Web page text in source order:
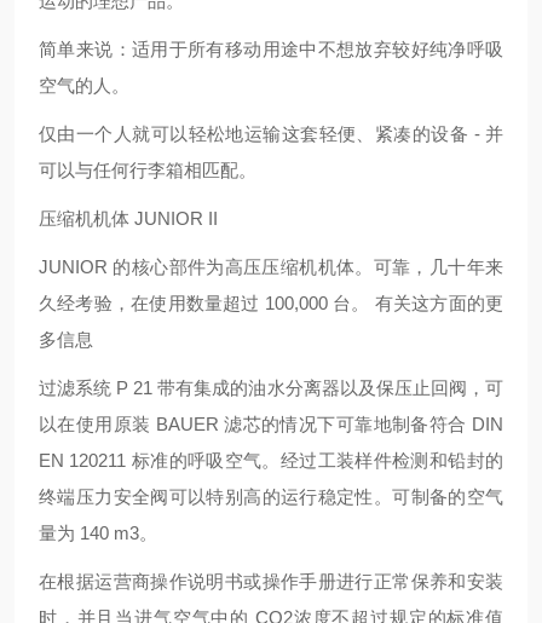
简单来说：适用于所有移动用途中不想放弃较好纯净呼吸
空气的人。
仅由一个人就可以轻松地运输这套轻便、紧凑的设备 - 并
可以与任何行李箱相匹配。
压缩机机体 JUNIOR II
JUNIOR 的核心部件为高压压缩机机体。可靠，几十年来
久经考验，在使用数量超过 100,000 台。 有关这方面的更
多信息
过滤系统 P 21 带有集成的油水分离器以及保压止回阀，可
以在使用原装 BAUER 滤芯的情况下可靠地制备符合 DIN
EN 120211 标准的呼吸空气。经过工装样件检测和铅封的
终端压力安全阀可以特别高的运行稳定性。可制备的空气
量为 140 m3。
在根据运营商操作说明书或操作手册进行正常保养和安装
时，并且当进气空气中的 CO2浓度不超过规定的标准值